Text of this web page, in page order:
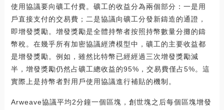
使用協議要向礦工付費。礦工的收益分為兩個部分：一是用
戶直接支付的交易費；二是協議向礦工分發新鑄造的通證，
即增發獎勵。增發獎勵是全體持幣者按照持幣數量分攤的鑄
幣稅。在幾乎所有加密協議經濟模型中，礦工的主要收益都
是增發獎勵。例如，雖然比特幣已經經過三次增發獎勵減
半，增發獎勵仍然占礦工總收益的95%，交易費僅占5%。這
實際上是持幣者對用戶使用協議進行補貼的機制。
Arweave協議平均2分鐘一個區塊，創世塊之后每個區塊增發